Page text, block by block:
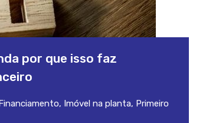
por que isso faz
, Imóvel na planta, Primeiro